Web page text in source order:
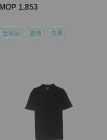
MOP 1,853
全新品 香港 免運